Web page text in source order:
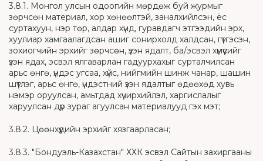
3.8.1. Монгол улсын одоогийн мөрдөж буй журмыг
зөрчсөн материал, хор хөнөөлтэй, заналхийлсэн, ёс
суртахуун, нэр төр, алдар хүнд, гуравдагч этгээдийн эрх,
хуулиар хамгаалагдсан ашиг сонирхолд халдсан, гүтгэсэн,
зохиогчийн эрхийг зөрчсөн, үзэн ядалт, ба/эсвэл хүмүүсийг
үзэн ядах, эсвэл ялгаварлан гадуурхахыг сурталчилсан
арьс өнгө, үндэс угсаа, хүйс, нийгмийн шинж чанар, шашин
шүтлэг, арьс өнгө, үндэстний үзэн ядалтыг өдөөхөд хувь
нэмэр оруулсан, амьтдад хүчирхийлэл, харгислалыг
харуулсан дүр зураг агуулсан материалууд гэх мэт;
3.8.2. Цөөнхүүдийн эрхийг хязгаарласан;
3.8.3. "Бондуэль-Казахстан" ХХК эсвэл Сайтын захиргааны